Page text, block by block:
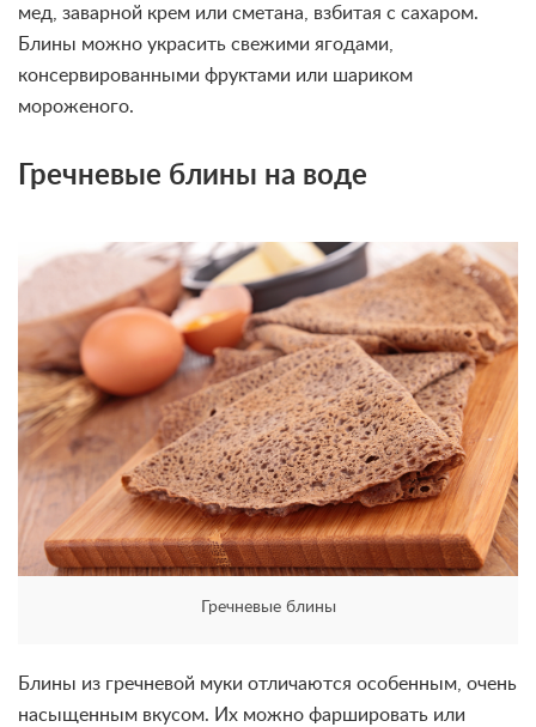
мед, заварной крем или сметана, взбитая с сахаром.
Блины можно украсить свежими ягодами,
консервированными фруктами или шариком
мороженого.
Гречневые блины на воде
Гречневые блины
Блины из гречневой муки отличаются особенным, очень
насыщенным вкусом. Их можно фаршировать или